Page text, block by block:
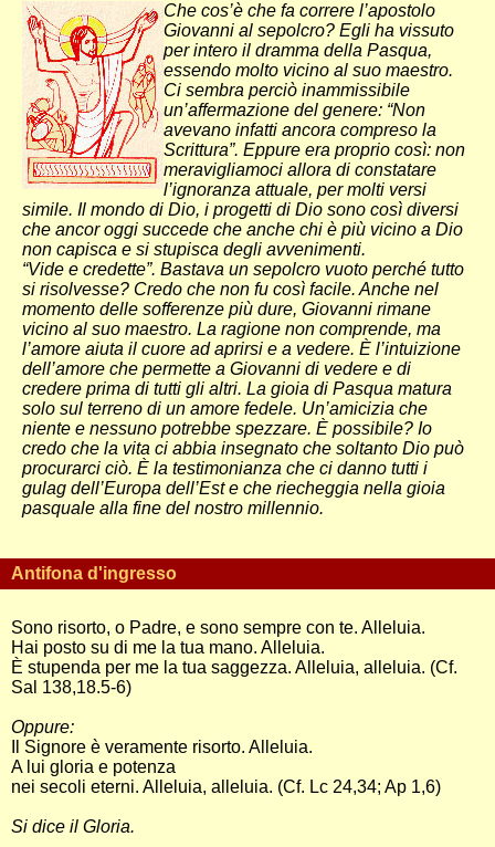
Che cos’è che fa correre l’apostolo
Giovanni al sepolcro? Egli ha vissuto
per intero il dramma della Pasqua,
essendo molto vicino al suo maestro.
Ci sembra perciò inammissibile
un’affermazione del genere: “Non
avevano infatti ancora compreso la
Scrittura”. Eppure era proprio così: non
meravigliamoci allora di constatare
l’ignoranza attuale, per molti versi
simile. Il mondo di Dio, i progetti di Dio sono così diversi
che ancor oggi succede che anche chi è più vicino a Dio
non capisca e si stupisca degli avvenimenti.
“Vide e credette”. Bastava un sepolcro vuoto perché tutto
si risolvesse? Credo che non fu così facile. Anche nel
momento delle sofferenze più dure, Giovanni rimane
vicino al suo maestro. La ragione non comprende, ma
l’amore aiuta il cuore ad aprirsi e a vedere. È l’intuizione
dell’amore che permette a Giovanni di vedere e di
credere prima di tutti gli altri. La gioia di Pasqua matura
solo sul terreno di un amore fedele. Un’amicizia che
niente e nessuno potrebbe spezzare. È possibile? Io
credo che la vita ci abbia insegnato che soltanto Dio può
procurarci ciò. È la testimonianza che ci danno tutti i
gulag dell’Europa dell’Est e che riecheggia nella gioia
pasquale alla fine del nostro millennio.
Antifona d'ingresso
Sono risorto, o Padre, e sono sempre con te. Alleluia.
Hai posto su di me la tua mano. Alleluia.
È stupenda per me la tua saggezza. Alleluia, alleluia. (Cf.
Sal 138,18.5-6)
Oppure:
Il Signore è veramente risorto. Alleluia.
A lui gloria e potenza
nei secoli eterni. Alleluia, alleluia. (Cf. Lc 24,34; Ap 1,6)
Si dice il Gloria.